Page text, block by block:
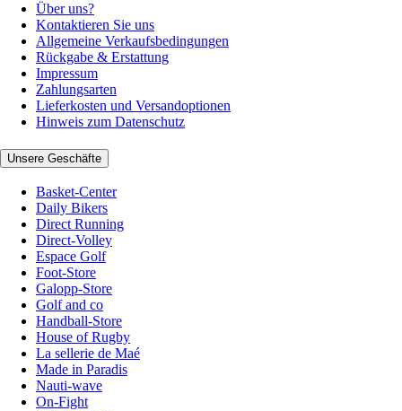
Über uns?
Kontaktieren Sie uns
Allgemeine Verkaufsbedingungen
Rückgabe & Erstattung
Impressum
Zahlungsarten
Lieferkosten und Versandoptionen
Hinweis zum Datenschutz
Unsere Geschäfte
Basket-Center
Daily Bikers
Direct Running
Direct-Volley
Espace Golf
Foot-Store
Galopp-Store
Golf and co
Handball-Store
House of Rugby
La sellerie de Maé
Made in Paradis
Nauti-wave
On-Fight